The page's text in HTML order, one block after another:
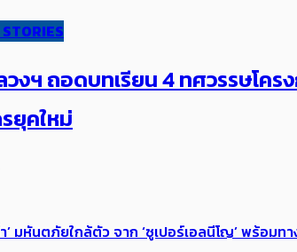
งฯ ถอดบทเรียน 4 ทศวรรษโค
ยุคใหม่
’ มหันตภัยใกล้ตัว จาก ‘ซูเปอร์เอลนีโญ’ พร้อมท